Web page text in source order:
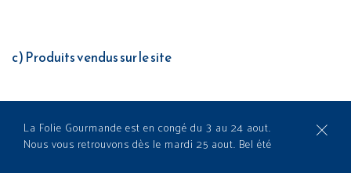
c) Produits vendus sur le site
dispositions applicables en vigueur en France.
La Folie Gourmande est en congé du 3 au 24 aout.
Nous vous retrouvons dès le mardi 25 aout. Bel été